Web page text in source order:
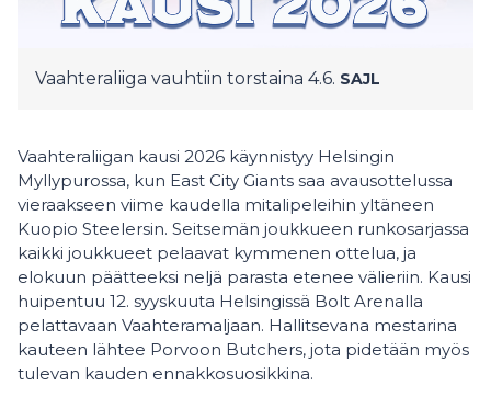
Vaahteraliiga vauhtiin torstaina 4.6. SAJL
Vaahteraliigan kausi 2026 käynnistyy Helsingin
Myllypurossa, kun East City Giants saa avausottelussa
vieraakseen viime kaudella mitalipeleihin yltäneen
Kuopio Steelersin. Seitsemän joukkueen runkosarjassa
kaikki joukkueet pelaavat kymmenen ottelua, ja
elokuun päätteeksi neljä parasta etenee välieriin. Kausi
huipentuu 12. syyskuuta Helsingissä Bolt Arenalla
pelattavaan Vaahteramaljaan. Hallitsevana mestarina
kauteen lähtee Porvoon Butchers, jota pidetään myös
tulevan kauden ennakkosuosikkina.